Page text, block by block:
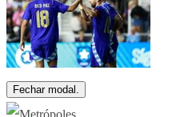
Fechar modal.